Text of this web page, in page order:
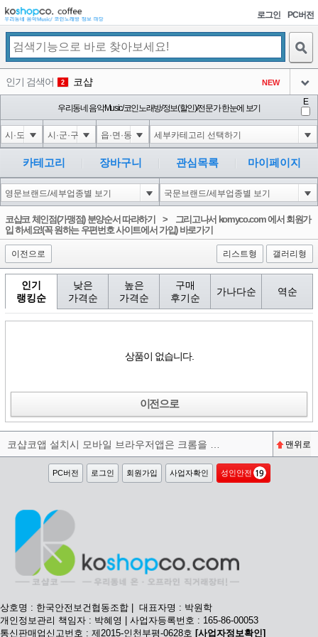
로그인 PC버전
인기 검색어 2 코샵 NEW
3 익스
아이콘
4 미끄럼방지
아이콘
5 Innovative Skincare Clinical
아이콘
NEW
6 대성설렁탕
아이콘
-16
1
아이콘
우리동네 음악Music/코인노래방/정보(할인)/전문가 한눈에 보기
E
카테고리 장바구니 관심목록 마이페이지
코샵코 체인점(가맹점) 분양순서 따라하기 > 그리고나서 komyco.com 에서 회원가
입 하세요!(꼭 원하는 우편번호 사이트에서 가입) 바로가기
이전으로 리스트형 갤러리형
인기
랭킹순
낮은
가격순
높은
가격순
구매
후기순
가나다순 역순
상품이 없습니다.
이전으로
코샵코앱 설치시 모바일 브라우저앱은 크롬을 권장합니다^^ 맨위로
PC버전 로그인 회원가입 사업자확인 성인안전
상호명 : 한국안전보건협동조합 | 대표자명 : 박원학
개인정보관리 책임자 : 박혜영 | 사업자등록번호 : 165-86-00053
통신판매업신고번호 : 제2015-인천부평-0628호 [사업자정보확인]